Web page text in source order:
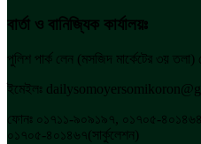
বার্তা ও বানিজ্যিক কার্যালয়ঃ
পুলিশ পার্ক লেন (মসজিদ মার্কেটের ৩য় তলা)
ইমেইলঃ
ফোনঃ ০১৭১১-৯০৯১৯৭, ০১৭০৫-
০১৭০৫-৪০১৪৬৭(সার্কুলেশন)